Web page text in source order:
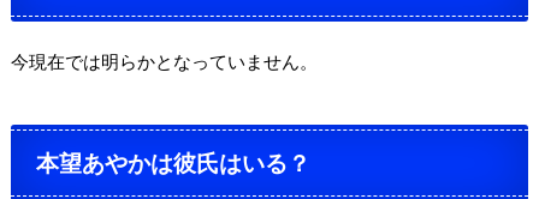
今現在では明らかとなっていません。
本望あやかは彼氏はいる？